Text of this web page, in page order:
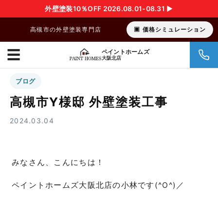
外壁塗装10％OFF 2026.08.01-08.31 ▶︎
高槻市の外壁塗装専門店 価格シミュレーション
ペイントホームズ
大阪北店
☰
ブログ
高槻市Y様邸 外壁塗装工事
2024.03.04
みなさん、こんにちは！
ペイントホームズ大阪北店の小林です(^O^)／